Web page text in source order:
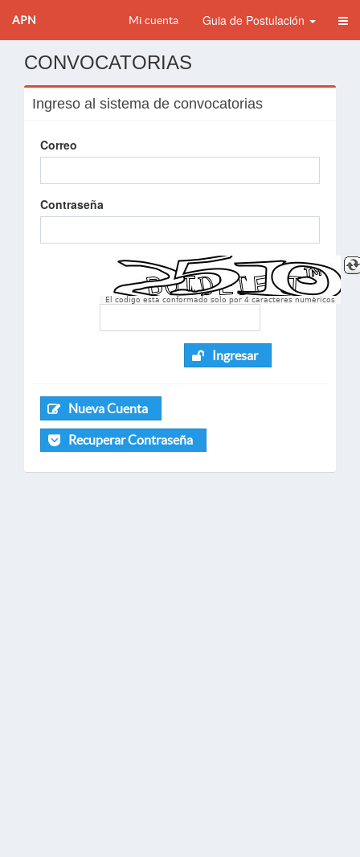
APN Mi cuenta Guia de Postulación
CONVOCATORIAS
Ingreso al sistema de convocatorias
Correo
Contraseña
El codigo esta conformado solo por 4 caracteres numèricos
Ingresar
Nueva Cuenta
Recuperar Contraseña